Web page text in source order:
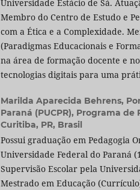
Universidade Estácio de Sá.
Membro do Centro de Estudo e
com a Ética e a Complexidade.
(Paradigmas Educacionais e
na área de formação docente e
tecnologias digitais para uma
Marilda Aparecida Behrens,
Paraná (PUCPR), Programa
Curitiba, PR, Brasil
Possui graduação em Pedagogia
Universidade Federal do Paraná
Supervisão Escolar pela
Mestrado em Educação